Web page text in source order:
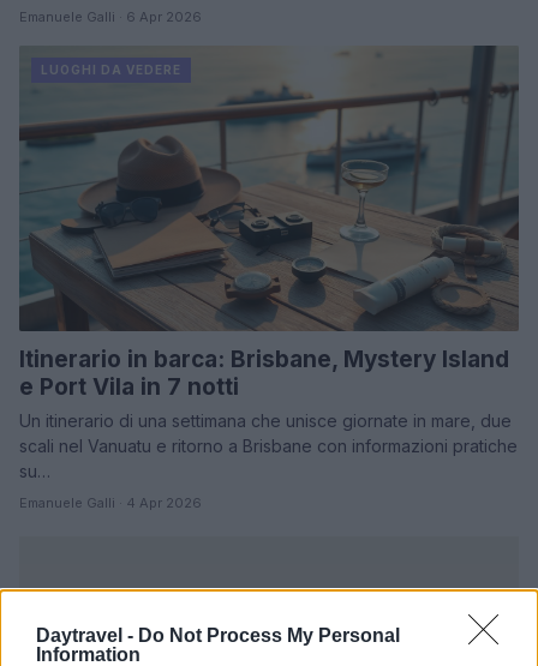
Daytravel - Do Not Process My Personal
Information
Emanuele Galli · 6 Apr 2026
LUOGHI DA VEDERE
Itinerario in barca: Brisbane, Mystery Island
e Port Vila in 7 notti
Un itinerario di una settimana che unisce giornate in mare, due
scali nel Vanuatu e ritorno a Brisbane con informazioni pratiche
su…
Emanuele Galli · 4 Apr 2026